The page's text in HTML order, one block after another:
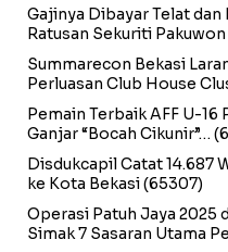
Gajinya Dibayar Telat dan
Ratusan Sekuriti
Summarecon Bekasi
Perluasan Club House
Pemain Terbaik AFF U-
Ganjar “Bocah Cikunir”…
Disdukcapil Catat 14.687
ke Kota Bekasi(65307)
Operasi Patuh Jaya 2025
Simak 7 Sasaran Utama